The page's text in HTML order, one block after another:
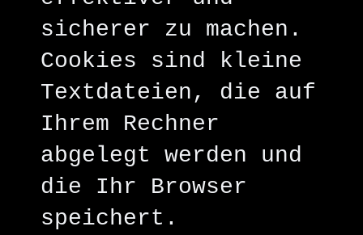
sicherer zu machen.
Cookies sind kleine
Textdateien, die auf
Ihrem Rechner
abgelegt werden und
die Ihr Browser
speichert.